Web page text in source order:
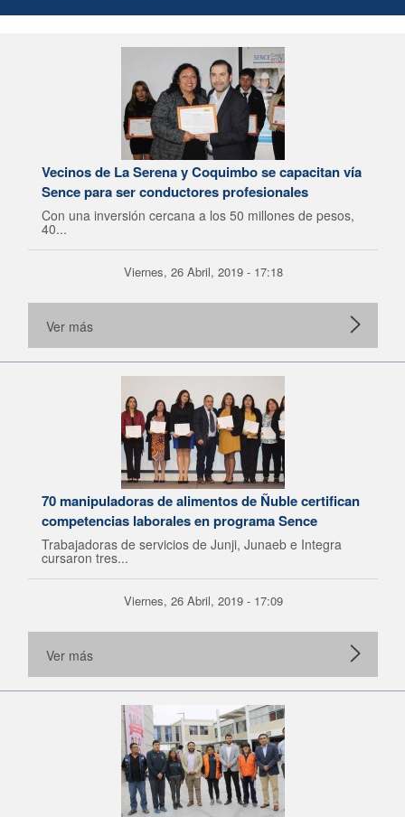
Vecinos de La Serena y Coquimbo se capacitan vía
Sence para ser conductores profesionales
Con una inversión cercana a los 50 millones de pesos,
40...
Viernes, 26 Abril, 2019 - 17:18
Ver más
70 manipuladoras de alimentos de Ñuble certifican
competencias laborales en programa Sence
Trabajadoras de servicios de Junji, Junaeb e Integra
cursaron tres...
Viernes, 26 Abril, 2019 - 17:09
Ver más